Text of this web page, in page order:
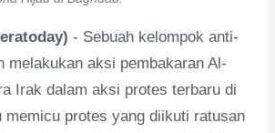
- Sebuah kelompok anti-
melakukan aksi pembakaran Al-
Irak dalam aksi protes terbaru di
memicu protes yang diikuti ratusan